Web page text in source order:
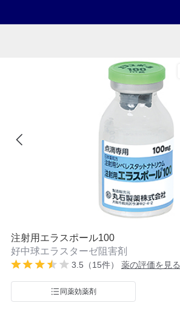
注射用エラスポール100
好中球エラスターゼ阻害剤
3.5（15件） 薬の評価を見る
同薬効薬剤